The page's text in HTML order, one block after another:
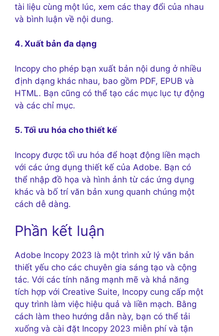
tài liệu cùng một lúc, xem các thay đổi của nhau
và bình luận về nội dung.
4. Xuất bản đa dạng
Incopy cho phép bạn xuất bản nội dung ở nhiều
định dạng khác nhau, bao gồm PDF, EPUB và
HTML. Bạn cũng có thể tạo các mục lục tự động
và các chỉ mục.
5. Tối ưu hóa cho thiết kế
Incopy được tối ưu hóa để hoạt động liền mạch
với các ứng dụng thiết kế của Adobe. Bạn có
thể nhập đồ họa và hình ảnh từ các ứng dụng
khác và bố trí văn bản xung quanh chúng một
cách dễ dàng.
Phần kết luận
Adobe Incopy 2023 là một trình xử lý văn bản
thiết yếu cho các chuyên gia sáng tạo và cộng
tác. Với các tính năng mạnh mẽ và khả năng
tích hợp với Creative Suite, Incopy cung cấp một
quy trình làm việc hiệu quả và liền mạch. Bằng
cách làm theo hướng dẫn này, bạn có thể tải
xuống và cài đặt Incopy 2023 miễn phí và tận